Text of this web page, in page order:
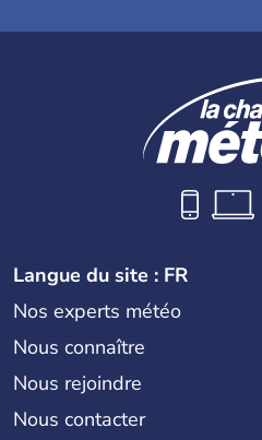
Langue du site : FR
Nos experts météo
Nous connaître
Nous rejoindre
Nous contacter